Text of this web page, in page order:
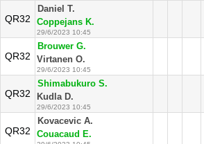
QR32
Daniel T.
Coppejans K.
29/6/2023 10:45
QR32
Brouwer G.
Virtanen O.
29/6/2023 10:45
QR32
Shimabukuro S.
Kudla D.
29/6/2023 10:45
QR32
Kovacevic A.
Couacaud E.